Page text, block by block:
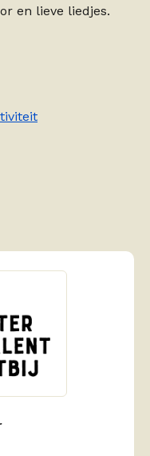
en lieve liedjes.